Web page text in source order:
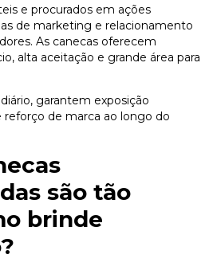
e procurados em ações
de marketing e relacionamento
As canecas oferecem
alta aceitação e grande área para
garantem exposição
de marca ao longo do
são tão
brinde